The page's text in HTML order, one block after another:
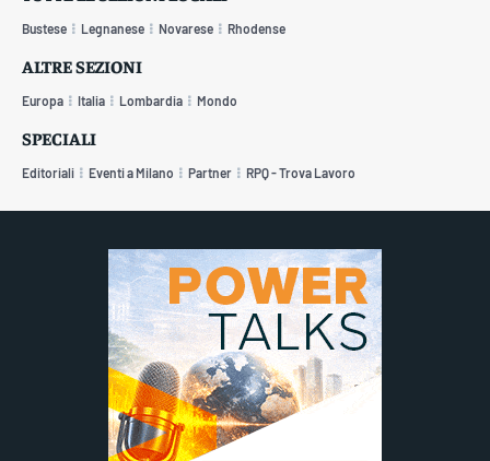
Bustese Legnanese Novarese Rhodense
ALTRE SEZIONI
Europa Italia Lombardia Mondo
SPECIALI
Editoriali Eventi a Milano Partner RPQ - Trova Lavoro